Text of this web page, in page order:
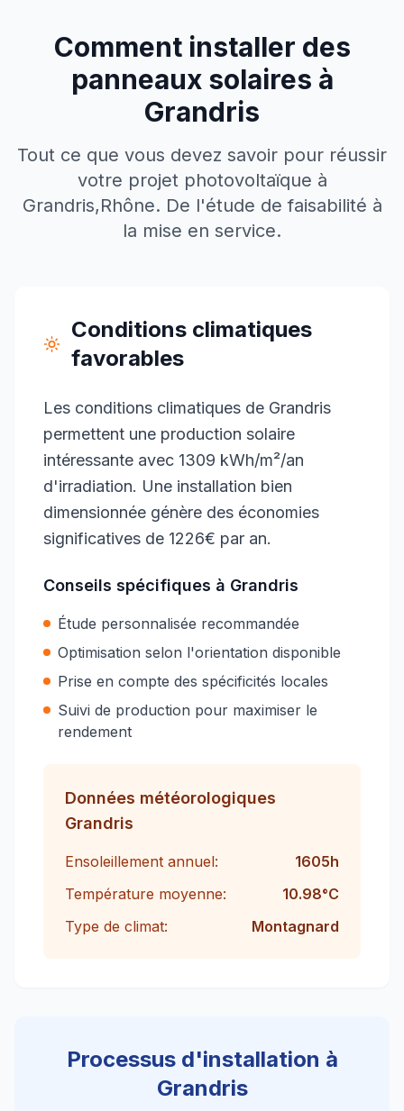
Comment installer des
panneaux solaires à
Grandris
Tout ce que vous devez savoir pour réussir
votre projet photovoltaïque à
Grandris,Rhône. De l'étude de faisabilité à
la mise en service.
Conditions climatiques
favorables
Les conditions climatiques de Grandris
permettent une production solaire
intéressante avec 1309 kWh/m²/an
d'irradiation. Une installation bien
dimensionnée génère des économies
significatives de 1226€ par an.
Conseils spécifiques à Grandris
Étude personnalisée recommandée
Optimisation selon l'orientation disponible
Prise en compte des spécificités locales
Suivi de production pour maximiser le
rendement
Données météorologiques
Grandris
Ensoleillement annuel: 1605h
Température moyenne:
10.98°C
Type de climat:
Montagnard
Processus d'installation à
Grandris